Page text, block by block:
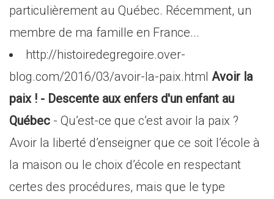
particulièrement au Québec. Récemment, un
membre de ma famille en France...
http://histoiredegregoire.over-
blog.com/2016/03/avoir-la-paix.html Avoir la
paix ! - Descente aux enfers d'un enfant au
Québec - Qu’est-ce que c’est avoir la paix ?
Avoir la liberté d’enseigner que ce soit l’école à
la maison ou le choix d’école en respectant
certes des procédures, mais que le type